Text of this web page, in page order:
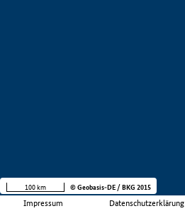
Impressum Datenschutzerklärung
100 km © Geobasis-DE / BKG 2015